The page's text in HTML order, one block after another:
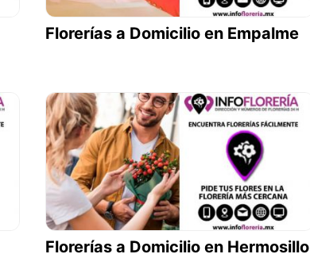
Florerías a Domicilio en Empalme
Florerías a Domicilio en Hermosillo